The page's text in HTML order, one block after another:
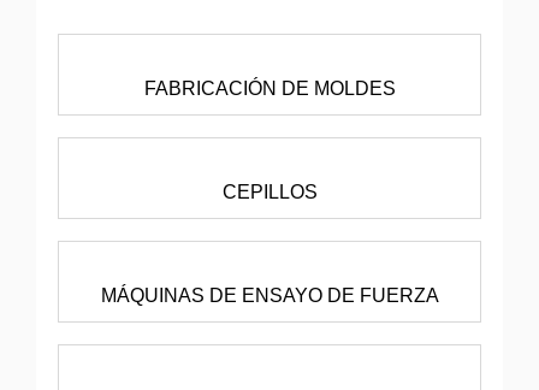
FABRICACIÓN DE MOLDES
CEPILLOS
MÁQUINAS DE ENSAYO DE FUERZA